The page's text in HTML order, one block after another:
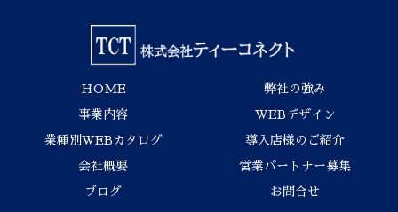
HOME 弊社の強み
事業内容 WEBデザイン
業種別WEBカタログ 導入店様のご紹介
会社概要 営業パートナー募集
ブログ お問合せ